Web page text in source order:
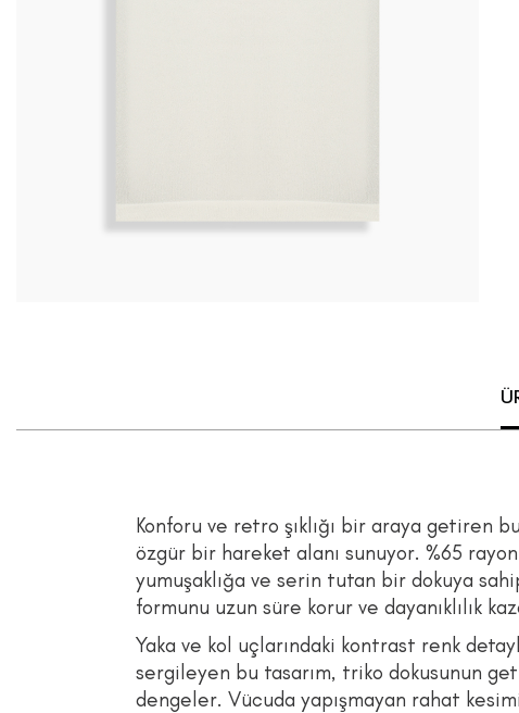
Konforu ve retro şıklığı bir araya getiren
özgür bir hareket alanı sunuyor. %65
yumuşaklığa ve serin tutan bir dokuya
formunu uzun süre korur ve dayanıklılık
Yaka ve kol uçlarındaki kontrast renk
sergileyen bu tasarım, triko dokusunun
dengeler. Vücuda yapışmayan rahat